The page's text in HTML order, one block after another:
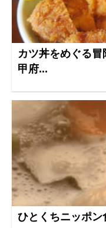
カツ丼をめぐる
甲府...
ひとくちニッポン